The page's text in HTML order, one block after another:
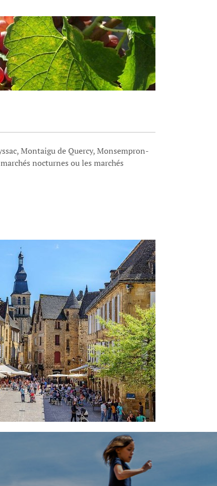
Montaigu de Quercy, Monsempron-
nocturnes ou les marchés